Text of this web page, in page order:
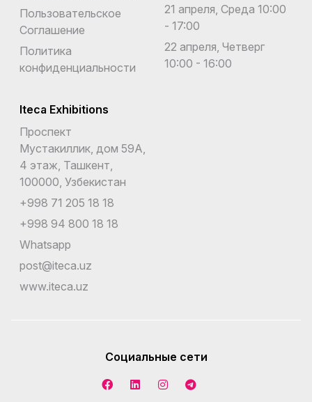
Пользовательское
Соглашение
Политика
конфиденциальности
21 апреля, Среда 10:00
- 17:00
22 апреля, Четверг
10:00 - 16:00
Iteca Exhibitions
Проспект
Мустакиллик, дом 59А,
4 этаж, Ташкент,
100000, Узбекистан
+998 71 205 18 18
+998 94 800 18 18
Whatsapp
post@iteca.uz
www.iteca.uz
Социальные сети